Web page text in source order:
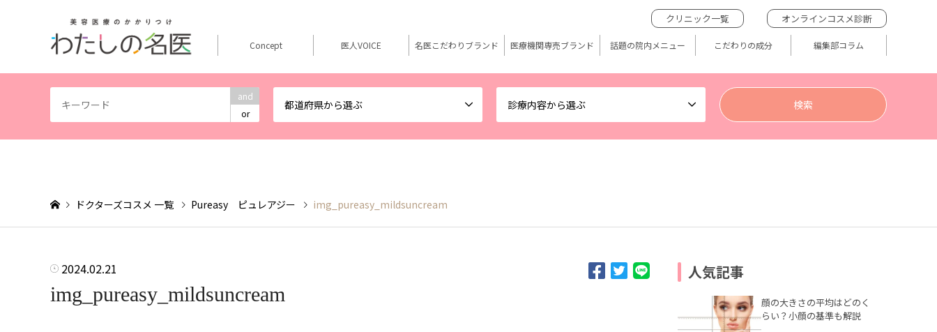
and
or
都道府県から選ぶ 診療内容から選ぶ
クリニック一覧 オンラインコスメ診断
Concept 医人VOICE 名医こだわりブランド 医療機関専売ブランド 話題の院内メニュー こだわりの成分 編集部コラム
ドクターズコスメ 一覧 Pureasy ピュレアジー img_pureasy_mildsuncream
2024.02.21
img_pureasy_mildsuncream
人気記事
顔の大きさの平均はどのく
らい？小顔の基準も解説